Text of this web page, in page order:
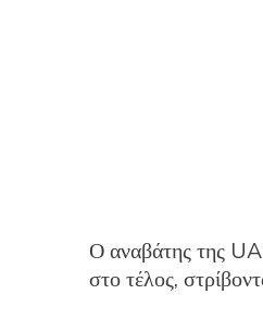
Ο αναβάτης της
στο τέλος,